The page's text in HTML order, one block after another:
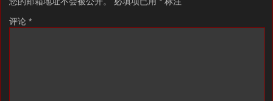
评论 *